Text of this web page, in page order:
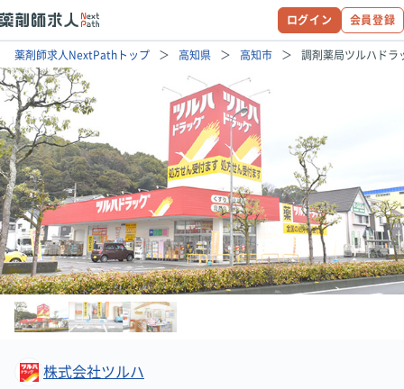
ログイン 会員登録
薬剤師求人NextPathトップ 高知県 高知市 調剤薬局ツルハドラ
株式会社ツルハ